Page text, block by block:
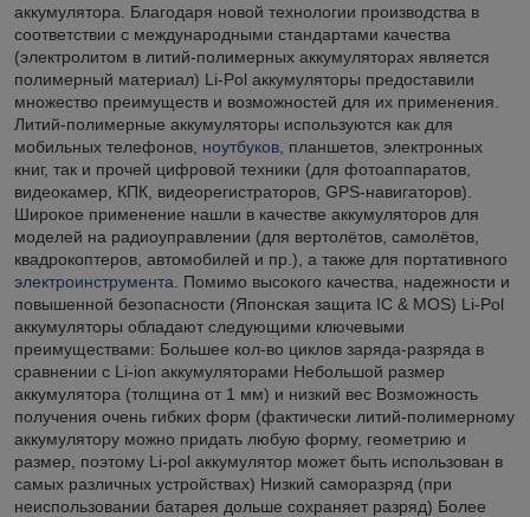
аккумулятора. Благодаря новой технологии производства в
соответствии с международными стандартами качества
(электролитом в литий-полимерных аккумуляторах является
полимерный материал) Li-Pol аккумуляторы предоставили
множество преимуществ и возможностей для их применения.
Литий-полимерные аккумуляторы используются как для
мобильных телефонов, ноутбуков , планшетов, электронных
книг, так и прочей цифровой техники (для фотоаппаратов,
видеокамер, КПК, видеорегистраторов, GPS-навигаторов).
Широкое применение нашли в качестве аккумуляторов для
моделей на радиоуправлении (для вертолётов, самолётов,
квадрокоптеров, автомобилей и пр.), а также для портативного
электроинструмента . Помимо высокого качества, надежности и
повышенной безопасности (Японская защита IC & MOS) Li-Pol
аккумуляторы обладают следующими ключевыми
преимуществами: Большее кол-во циклов заряда-разряда в
сравнении с Li-ion аккумуляторами Небольшой размер
аккумулятора (толщина от 1 мм) и низкий вес Возможность
получения очень гибких форм (фактически литий-полимерному
аккумулятору можно придать любую форму, геометрию и
размер, поэтому Li-pol аккумулятор может быть использован в
самых различных устройствах) Низкий саморазряд (при
неиспользовании батарея дольше сохраняет разряд) Более